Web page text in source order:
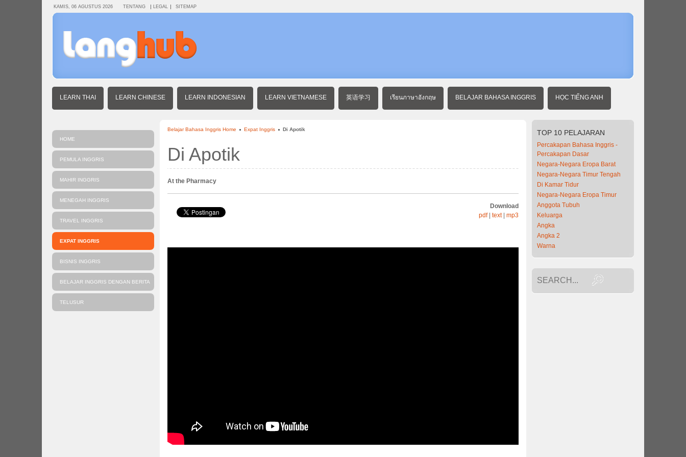
KAMIS, 06 AGUSTUS 2026 TENTANG LEGAL SITEMAP
LEARN THAI LEARN CHINESE LEARN INDONESIAN LEARN VIETNAMESE 英语学习 เรียนภาษาอังกฤษ BELAJAR BAHASA INGGRIS HỌC TIẾNG ANH
Belajar Bahasa Inggris Home Expat Inggris Di Apotik
Di Apotik
At the Pharmacy
Download
pdf| text| mp3
HOME
PEMULA INGGRIS
MAHIR INGGRIS
MENEGAH INGGRIS
TRAVEL INGGRIS
EXPAT INGGRIS
BISNIS INGGRIS
BELAJAR INGGRIS DENGAN BERITA
TELUSUR
TOP 10 PELAJARAN
Percakapan Bahasa Inggris -
Percakapan Dasar
Negara-Negara Eropa Barat
Negara-Negara Timur Tengah
Di Kamar Tidur
Negara-Negara Eropa Timur
Anggota Tubuh
Keluarga
Angka
Angka 2
Warna